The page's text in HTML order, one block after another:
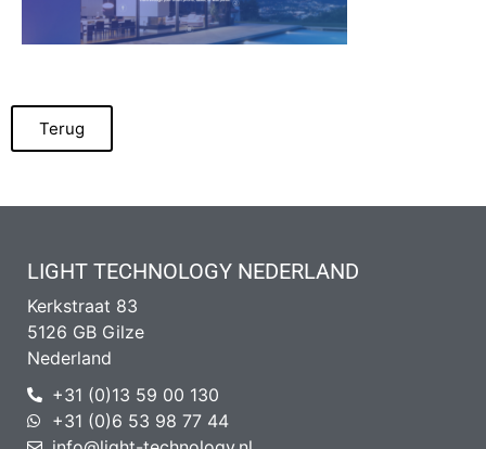
Terug
LIGHT TECHNOLOGY NEDERLAND
Kerkstraat 83
5126 GB Gilze
Nederland
+31 (0)13 59 00 130
+31 (0)6 53 98 77 44